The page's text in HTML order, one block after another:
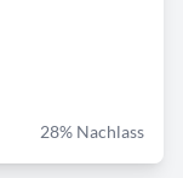
28% Nachlass